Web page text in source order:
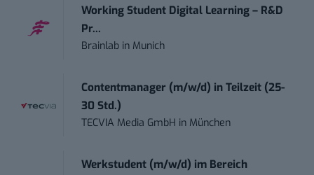
Working Student Digital Learning – R&D
Pr...
Brainlab in Munich
Contentmanager (m/w/d) in Teilzeit (25-
30 Std.)
TECVIA Media GmbH in München
Werkstudent (m/w/d) im Bereich